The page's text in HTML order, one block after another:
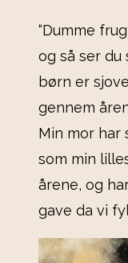
“Dumme
og så ser du
børn er
gennem
Min mor har
som min
årene, og
gave da vi